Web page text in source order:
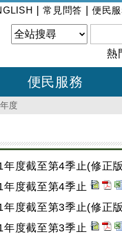
|常見問答 便民
熱
便民服務
度
度截至第4季止(修正
度截至第4季止
度截至第3季止(修正
度截至第3季止